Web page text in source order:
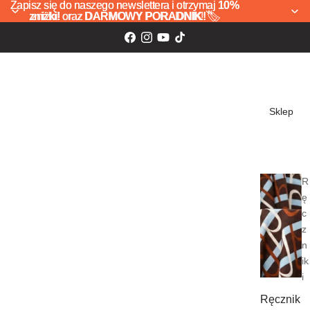
Zapisz się do naszego newslettera i otrzymaj 10%
zniżki! oraz DARMOWY PORADNIK!🏷️
Zapisz się do naszego newslettera i otrzymaj 10%
zniżki! oraz DARMOWY PORADNIK! 🏷️
Sklep
R
ę
c
z
n
ik
i
Ręcznik